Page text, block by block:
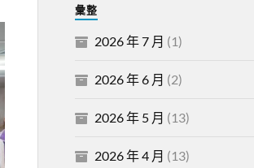
彙整
2026 年 7 月 (1)
2026 年 6 月 (2)
2026 年 5 月 (13)
2026 年 4 月 (13)